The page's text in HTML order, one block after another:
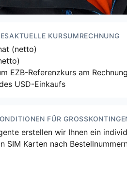
KURSUMRECHNUNG
(netto)
EZB-Referenzkurs am
USD-Einkaufs
FÜR
erstellen wir Ihnen ein
SIM Karten nach